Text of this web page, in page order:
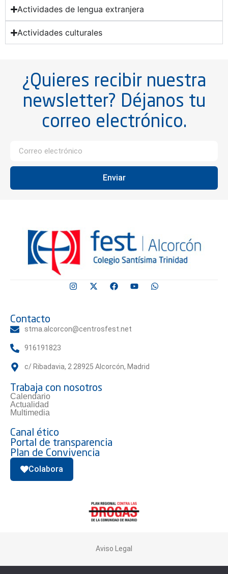
Actividades de lengua extranjera
Actividades culturales
¿Quieres recibir nuestra
newsletter? Déjanos tu
correo electrónico.
Enviar
Contacto
stma.alcorcon@centrosfest.net
916191823
c/ Ribadavia, 2 28925 Alcorcón, Madrid
Trabaja con nosotros
Calendario
Actualidad
Multimedia
Canal ético
Portal de transparencia
Plan de Convivencia
Colabora
Aviso Legal